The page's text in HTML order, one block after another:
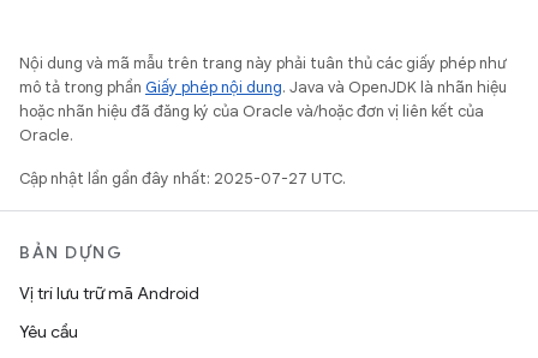
Nội dung và mã mẫu trên trang này phải tuân thủ các giấy phép như
mô tả trong phần Giấy phép nội dung. Java và OpenJDK là nhãn hiệu
hoặc nhãn hiệu đã đăng ký của Oracle và/hoặc đơn vị liên kết của
Oracle.
Cập nhật lần gần đây nhất: 2025-07-27 UTC.
BẢN DỰNG
Vị trí lưu trữ mã Android
Yêu cầu